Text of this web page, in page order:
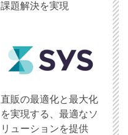
課題解決を実現
直販の最適化と最大化
を実現する、最適なソ
リューションを提供